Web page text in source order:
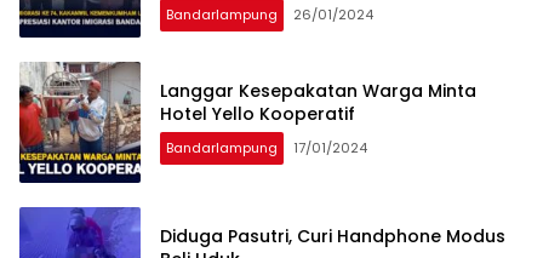
Bandarlampung 26/01/2024
Langgar Kesepakatan Warga Minta
Hotel Yello Kooperatif
Bandarlampung 17/01/2024
Diduga Pasutri, Curi Handphone Modus